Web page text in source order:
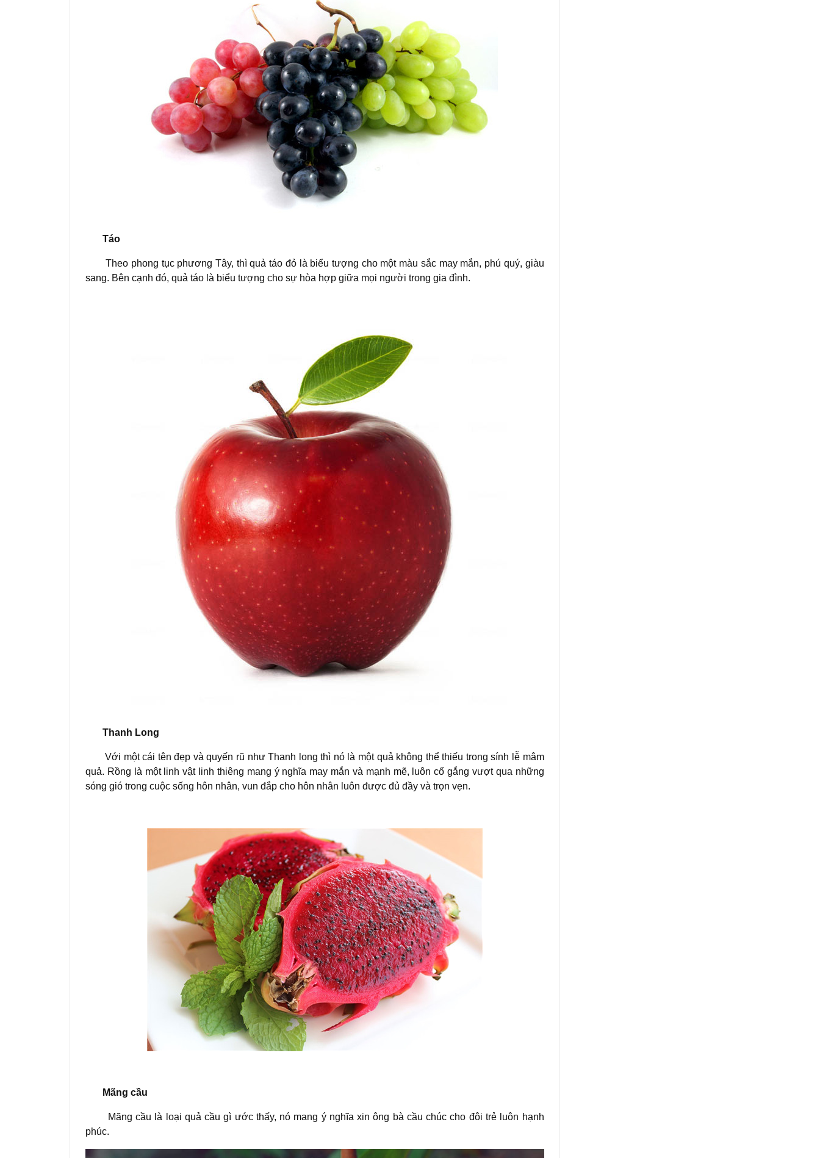
Táo
Theo phong tục phương Tây, thì quả táo đỏ là biểu tượng cho một màu sắc may mắn, phú quý, giàu
sang. Bên cạnh đó, quả táo là biểu tượng cho sự hòa hợp giữa mọi người trong gia đình.
Thanh Long
Với một cái tên đẹp và quyến rũ như Thanh long thì nó là một quả không thể thiếu trong sính lễ mâm
quả. Rồng là một linh vật linh thiêng mang ý nghĩa may mắn và mạnh mẽ, luôn cố gắng vượt qua những
sóng gió trong cuộc sống hôn nhân, vun đắp cho hôn nhân luôn được đủ đầy và trọn vẹn.
Mãng cầu
Mãng cầu là loại quả cầu gì ước thấy, nó mang ý nghĩa xin ông bà cầu chúc cho đôi trẻ luôn hạnh
phúc.